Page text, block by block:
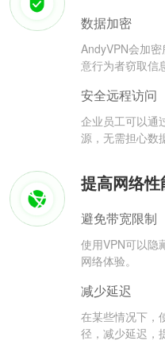
数据加密
AndyVPN会加
意行为者窃取信
安全远程访问
企业员工可以通
源，无需担心数
提高网络性
避免带宽限制
使用VPN可以隐
网络体验。
减少延迟
在某些情况下，
径，减少延迟，